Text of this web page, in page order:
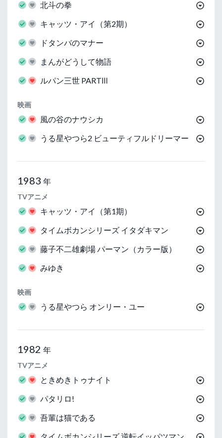
北斗の拳
キャッツ・アイ（第2期）
ドタンバのマナー
まんがどうして物語
ルパン三世 PARTⅢ
映画
風の谷のナウシカ
うる星やつら2 ビューティフルドリーマー
1983 年
TVアニメ
キャッツ・アイ（第1期）
タイムボカンシリーズ イタダキマン
藤子不二雄劇場 パーマン（カラー版）
みゆき
映画
うる星やつら オンリー・ユー
1982 年
TVアニメ
ときめきトゥナイト
パタリロ!
吾輩は猫である